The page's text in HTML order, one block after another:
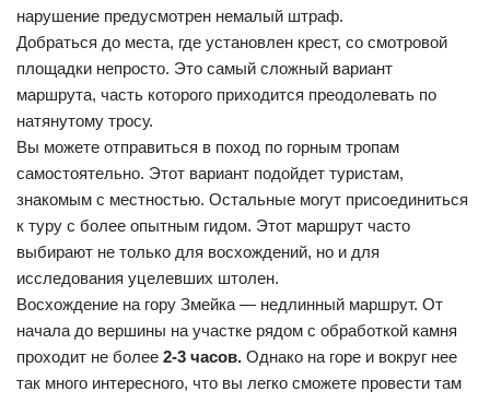
нарушение предусмотрен немалый штраф.
Добраться до места, где установлен крест, со смотровой
площадки непросто. Это самый сложный вариант
маршрута, часть которого приходится преодолевать по
натянутому тросу.
Вы можете отправиться в поход по горным тропам
самостоятельно. Этот вариант подойдет туристам,
знакомым с местностью. Остальные могут присоединиться
к туру с более опытным гидом. Этот маршрут часто
выбирают не только для восхождений, но и для
исследования уцелевших штолен.
Восхождение на гору Змейка — недлинный маршрут. От
начала до вершины на участке рядом с обработкой камня
проходит не более 2-3 часов. Однако на горе и вокруг нее
так много интересного, что вы легко сможете провести там